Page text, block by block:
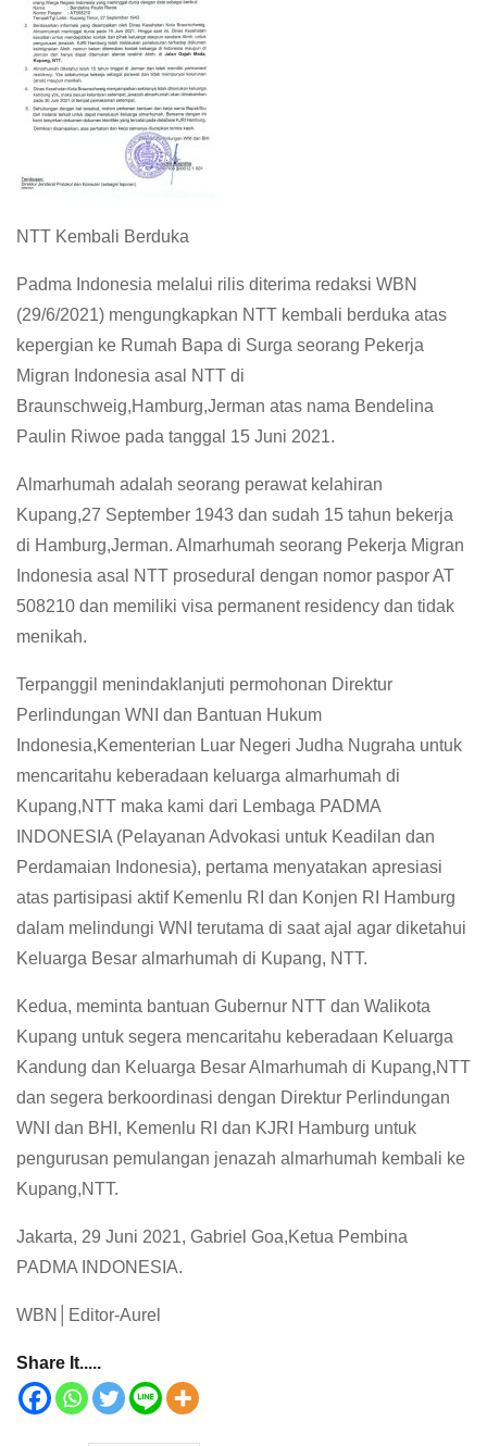
NTT Kembali Berduka
Padma Indonesia melalui rilis diterima redaksi WBN
(29/6/2021) mengungkapkan NTT kembali berduka atas
kepergian ke Rumah Bapa di Surga seorang Pekerja
Migran Indonesia asal NTT di
Braunschweig,Hamburg,Jerman atas nama Bendelina
Paulin Riwoe pada tanggal 15 Juni 2021.
Almarhumah adalah seorang perawat kelahiran
Kupang,27 September 1943 dan sudah 15 tahun bekerja
di Hamburg,Jerman. Almarhumah seorang Pekerja Migran
Indonesia asal NTT prosedural dengan nomor paspor AT
508210 dan memiliki visa permanent residency dan tidak
menikah.
Terpanggil menindaklanjuti permohonan Direktur
Perlindungan WNI dan Bantuan Hukum
Indonesia,Kementerian Luar Negeri Judha Nugraha untuk
mencaritahu keberadaan keluarga almarhumah di
Kupang,NTT maka kami dari Lembaga PADMA
INDONESIA (Pelayanan Advokasi untuk Keadilan dan
Perdamaian Indonesia), pertama menyatakan apresiasi
atas partisipasi aktif Kemenlu RI dan Konjen RI Hamburg
dalam melindungi WNI terutama di saat ajal agar diketahui
Keluarga Besar almarhumah di Kupang, NTT.
Kedua, meminta bantuan Gubernur NTT dan Walikota
Kupang untuk segera mencaritahu keberadaan Keluarga
Kandung dan Keluarga Besar Almarhumah di Kupang,NTT
dan segera berkoordinasi dengan Direktur Perlindungan
WNI dan BHI, Kemenlu RI dan KJRI Hamburg untuk
pengurusan pemulangan jenazah almarhumah kembali ke
Kupang,NTT.
Jakarta, 29 Juni 2021, Gabriel Goa,Ketua Pembina
PADMA INDONESIA.
WBN│Editor-Aurel
Share It.....